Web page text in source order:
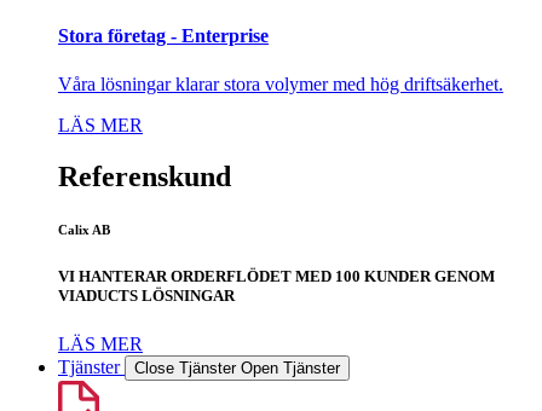
Stora företag - Enterprise
Våra lösningar klarar stora volymer med hög driftsäkerhet.
LÄS MER
Referenskund
Calix AB
VI HANTERAR ORDERFLÖDET MED 100 KUNDER GENOM
VIADUCTS LÖSNINGAR
LÄS MER
Tjänster
Close Tjänster Open Tjänster